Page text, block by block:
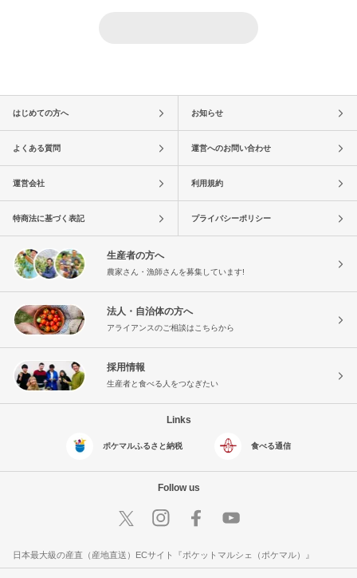
はじめての方へ お知らせ
よくある質問 運営へのお問い合わせ
運営会社 利用規約
特商法に基づく表記 プライバシーポリシー
生産者の方へ
農家さん・漁師さんを募集しています!
法人・自治体の方へ
アライアンスのご相談はこちらから
採用情報
生産者と食べる人をつなぎたい
Links
ポケマルふるさと納税 食べる通信
Follow us
日本最大級の産直（産地直送）ECサイト『ポケットマルシェ（ポケマル）』